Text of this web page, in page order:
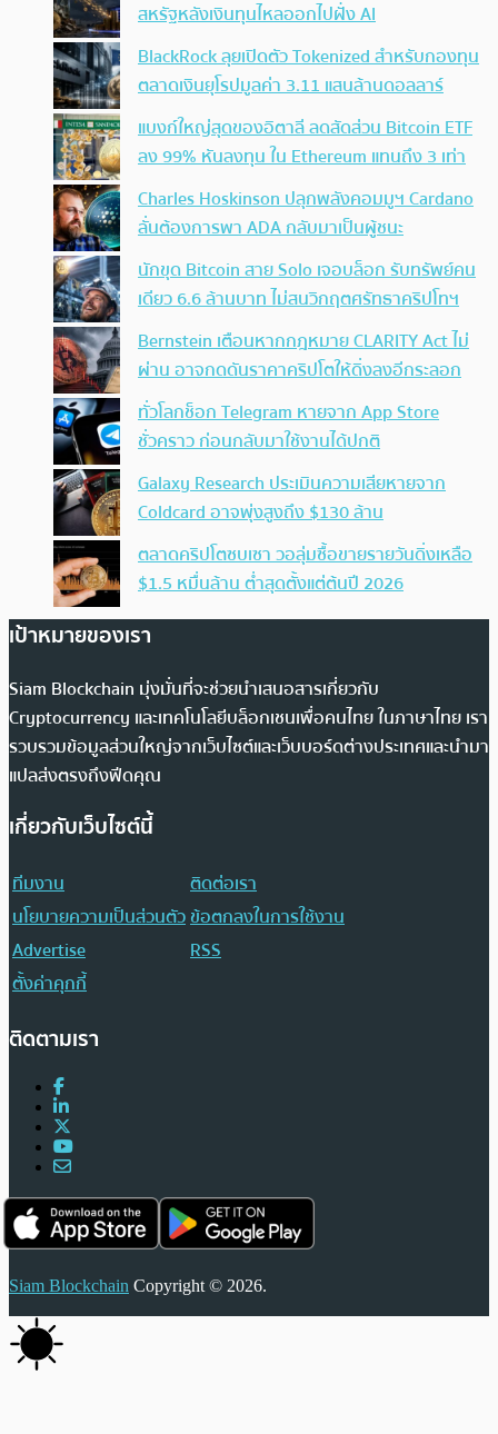
สหรัฐหลังเงินทุนไหลออกไปฝั่ง AI
BlackRock ลุยเปิดตัว Tokenized สำหรับกองทุน
ตลาดเงินยุโรปมูลค่า 3.11 แสนล้านดอลลาร์
แบงก์ใหญ่สุดของอิตาลี ลดสัดส่วน Bitcoin ETF
ลง 99% หันลงทุน ใน Ethereum แทนถึง 3 เท่า
Charles Hoskinson ปลุกพลังคอมมูฯ Cardano
ลั่นต้องการพา ADA กลับมาเป็นผู้ชนะ
นักขุด Bitcoin สาย Solo เจอบล็อก รับทรัพย์คน
เดียว 6.6 ล้านบาท ไม่สนวิกฤตศรัทธาคริปโทฯ
Bernstein เตือนหากกฎหมาย CLARITY Act ไม่
ผ่าน อาจกดดันราคาคริปโตให้ดิ่งลงอีกระลอก
ทั่วโลกช็อก Telegram หายจาก App Store
ชั่วคราว ก่อนกลับมาใช้งานได้ปกติ
Galaxy Research ประเมินความเสียหายจาก
Coldcard อาจพุ่งสูงถึง $130 ล้าน
ตลาดคริปโตซบเซา วอลุ่มซื้อขายรายวันดิ่งเหลือ
$1.5 หมื่นล้าน ต่ำสุดตั้งแต่ต้นปี 2026
เป้าหมายของเรา
Siam Blockchain มุ่งมั่นที่จะช่วยนำเสนอสารเกี่ยวกับ
Cryptocurrency และเทคโนโลยีบล็อกเชนเพื่อคนไทย ในภาษาไทย เรา
รวบรวมข้อมูลส่วนใหญ่จากเว็บไซต์และเว็บบอร์ดต่างประเทศและนำมา
แปลส่งตรงถึงฟีดคุณ
เกี่ยวกับเว็บไซต์นี้
ทีมงาน
ติดต่อเรา
นโยบายความเป็นส่วนตัวข้อตกลงในการใช้งาน
Advertise
RSS
ตั้งค่าคุกกี้
ติดตามเรา
Siam Blockchain Copyright © 2026.